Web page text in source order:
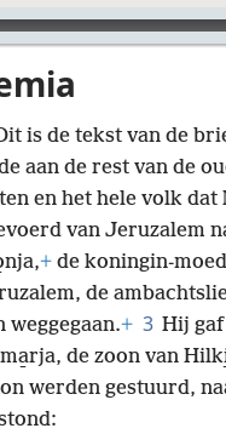
is de tekst van de
aan de rest van de
en het hele volk dat
van Jeruzalem
+ de koningin-
de
weggegaan.+ 3 Hij gaf
de zoon van
werden gestuurd,